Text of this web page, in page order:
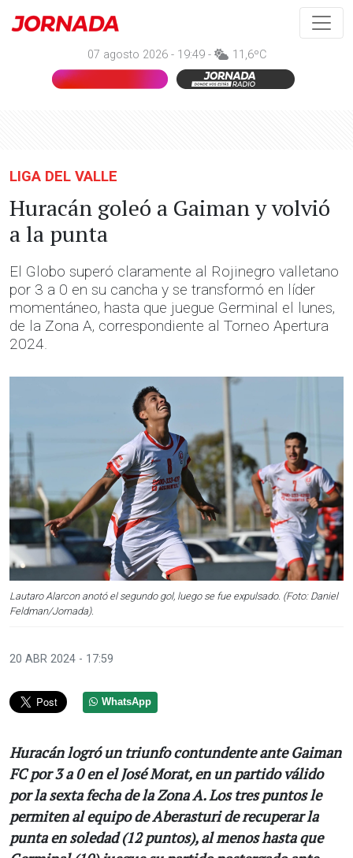
07 agosto 2026 - 19:49 - 11,6ºC
LIGA DEL VALLE
Huracán goleó a Gaiman y volvió
a la punta
El Globo superó claramente al Rojinegro valletano
por 3 a 0 en su cancha y se transformó en líder
momentáneo, hasta que juegue Germinal el lunes,
de la Zona A, correspondiente al Torneo Apertura
2024.
Lautaro Alarcon anotó el segundo gol, luego se fue expulsado. (Foto: Daniel
Feldman/Jornada).
20 ABR 2024 - 17:59
WhatsApp
Huracán logró un triunfo contundente ante Gaiman
FC por 3 a 0 en el José Morat, en un partido válido
por la sexta fecha de la Zona A. Los tres puntos le
permiten al equipo de Aberasturi de recuperar la
punta en soledad (12 puntos), al menos hasta que